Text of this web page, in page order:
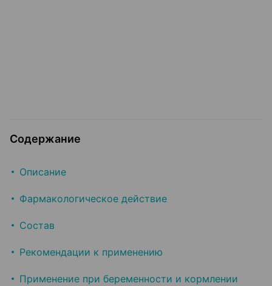
Содержание
Описание
Фармакологическое действие
Состав
Рекомендации к применению
Применение при беременности и кормлении